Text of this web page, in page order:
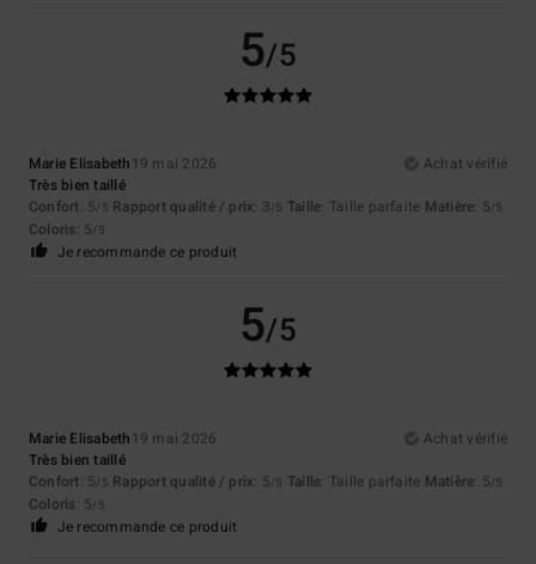
5/5
Marie Elisabeth 19 mai 2026
Achat vérifié
Très bien taillé
Confort: 5/5 Rapport qualité / prix: 3/5 Taille: Taille parfaite Matière: 5/5
Coloris: 5/5
Je recommande ce produit
5/5
Marie Elisabeth 19 mai 2026
Achat vérifié
Très bien taillé
Confort: 5/5 Rapport qualité / prix: 5/5 Taille: Taille parfaite Matière: 5/5
Coloris: 5/5
Je recommande ce produit